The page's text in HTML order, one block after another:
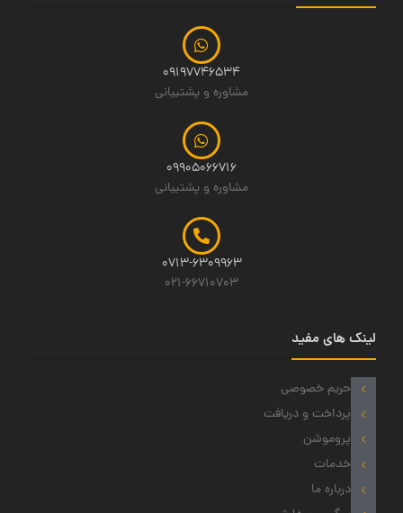
09197746534
مشاوره و پشتیبانی
09905066716
مشاوره و پشتیبانی
0713-6309963
021-66710703
لینک های مفید
حریم خصوصی
پرداخت و دریافت
پروموشن
خدمات
درباره ما